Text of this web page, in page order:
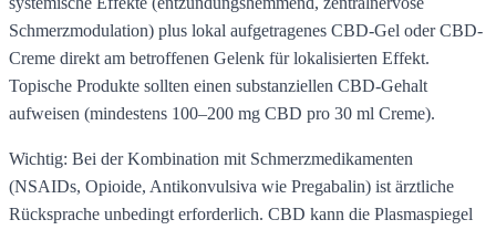
Schmerzmodulation) plus lokal aufgetragenes CBD-Gel oder CBD-
Creme direkt am betroffenen Gelenk für lokalisierten Effekt.
Topische Produkte sollten einen substanziellen CBD-Gehalt
aufweisen (mindestens 100–200 mg CBD pro 30 ml Creme).
Wichtig: Bei der Kombination mit Schmerzmedikamenten
(NSAIDs, Opioide, Antikonvulsiva wie Pregabalin) ist ärztliche
Rücksprache unbedingt erforderlich. CBD kann die Plasmaspiegel